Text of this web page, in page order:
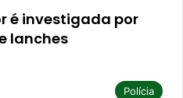
é investigada por
lanches
Polícia